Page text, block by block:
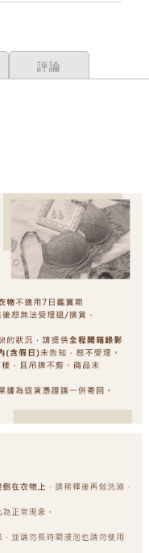
評論